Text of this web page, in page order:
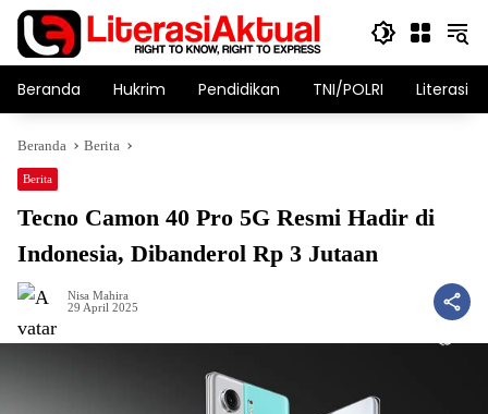
Langsung
konten
Beranda Hukrim Pendidikan TNI/POLRI Literasi
Beranda Berita
Berita
Tecno Camon 40 Pro 5G Resmi Hadir di
Indonesia, Dibanderol Rp 3 Jutaan
Nisa Mahira
29 April 2025